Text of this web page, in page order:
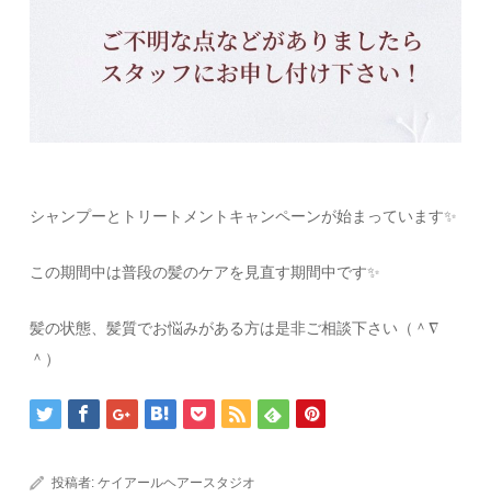
シャンプーとトリートメントキャンペーンが始まっています✨
この期間中は普段の髪のケアを見直す期間中です✨
髪の状態、髪質でお悩みがある方は是非ご相談下さい（＾∇
＾）
投稿者:ケイアールヘアースタジオ